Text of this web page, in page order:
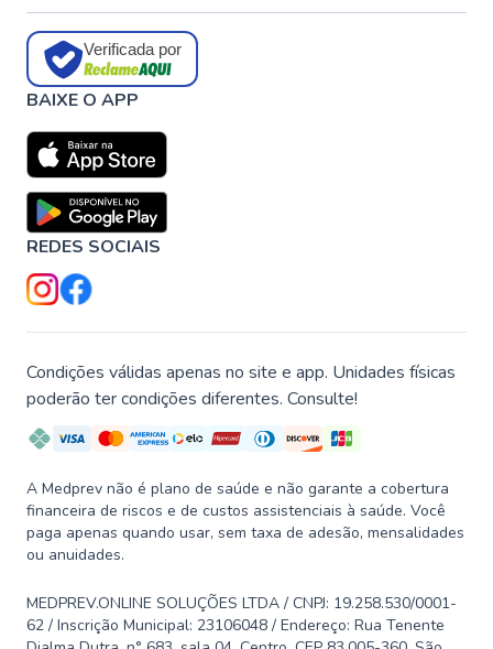
Verificada por
BAIXE O APP
REDES SOCIAIS
Condições válidas apenas no site e app. Unidades físicas
poderão ter condições diferentes. Consulte!
A Medprev não é plano de saúde e não garante a cobertura
financeira de riscos e de custos assistenciais à saúde. Você
paga apenas quando usar, sem taxa de adesão, mensalidades
ou anuidades.
MEDPREV.ONLINE SOLUÇÕES LTDA / CNPJ: 19.258.530/0001-
62 / Inscrição Municipal: 23106048 / Endereço: Rua Tenente